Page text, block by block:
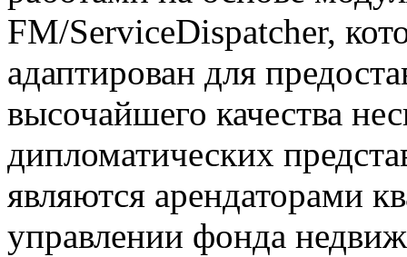
FM/ServiceDispatcher,
адаптирован для
высочайшего качества
дипломатических
являются арендаторами
управлении фонда